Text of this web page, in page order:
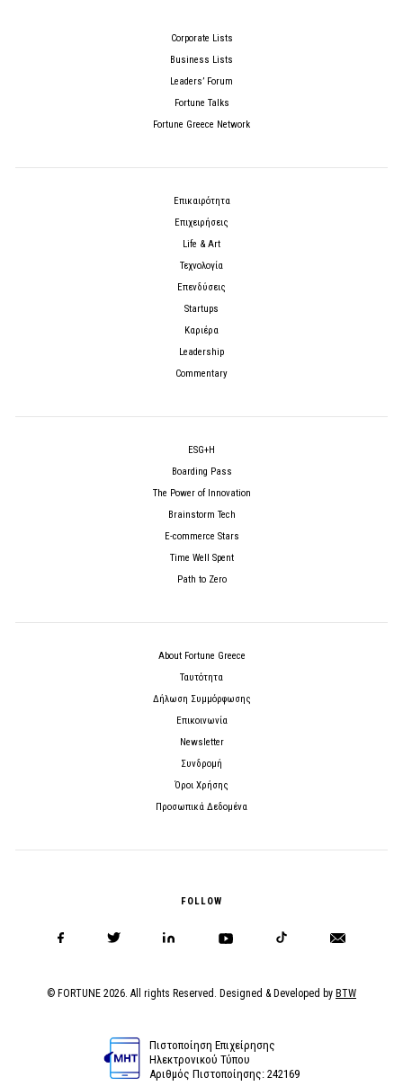
Corporate Lists
Business Lists
Leaders’ Forum
Fortune Talks
Fortune Greece Network
Επικαιρότητα
Επιχειρήσεις
Life & Art
Τεχνολογία
Επενδύσεις
Startups
Καριέρα
Leadership
Commentary
ESG+H
Boarding Pass
The Power of Innovation
Brainstorm Tech
E-commerce Stars
Time Well Spent
Path to Zero
About Fortune Greece
Ταυτότητα
Δήλωση Συμμόρφωσης
Επικοινωνία
Newsletter
Συνδρομή
Όροι Χρήσης
Προσωπικά Δεδομένα
FOLLOW
© FORTUNE 2026. All rights Reserved. Designed & Developed by BTW
Πιστοποίηση Επιχείρησης
Ηλεκτρονικού Τύπου
Αριθμός Πιστοποίησης: 242169